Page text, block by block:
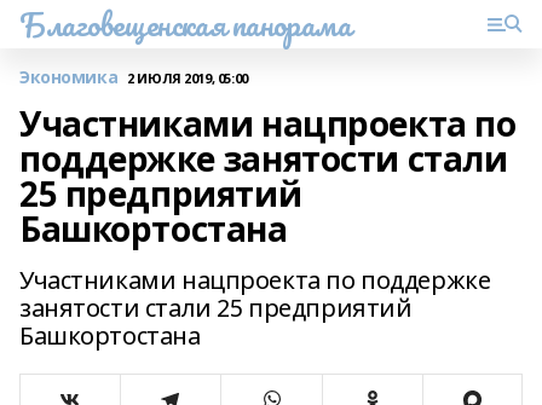
Благовещенская панорама
Экономика 2 ИЮЛЯ 2019, 05:00
Участниками нацпроекта по
поддержке занятости стали
25 предприятий
Башкортостана
Участниками нацпроекта по поддержке
занятости стали 25 предприятий
Башкортостана